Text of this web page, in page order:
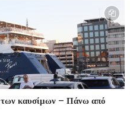
των καυσίμων – Πάνω από